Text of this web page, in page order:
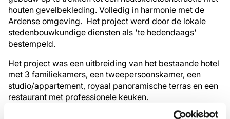
houten gevelbekleding. Volledig in harmonie met de
Ardense omgeving. Het project werd door de lokale
stedenbouwkundige diensten als 'te hedendaags'
bestempeld.
Het project was een uitbreiding van het bestaande hotel
met 3 familiekamers, een tweepersoonskamer, een
studio/appartement, royaal panoramische terras en een
restaurant met professionele keuken.